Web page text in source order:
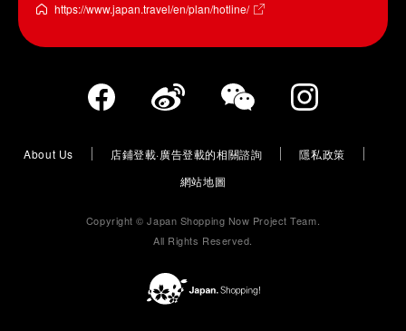
https://www.japan.travel/en/plan/hotline/
About Us 店鋪登載·廣告登載的相關諮詢
隱私政策
網站地圖
Copyright © Japan Shopping Now Project Team.
All Rights Reserved.